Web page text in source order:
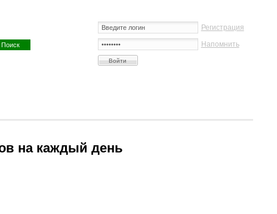
Регистрация
Напомнить
на каждый день